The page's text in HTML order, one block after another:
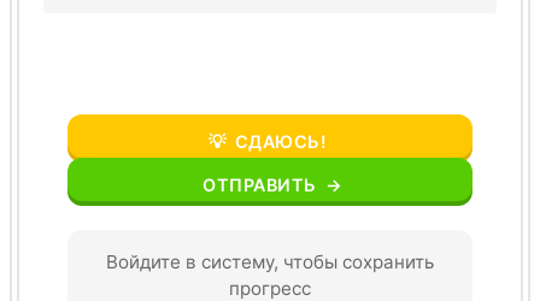
💡 СДАЮСЬ!
ОТПРАВИТЬ →
Войдите в систему, чтобы сохранить
прогресс